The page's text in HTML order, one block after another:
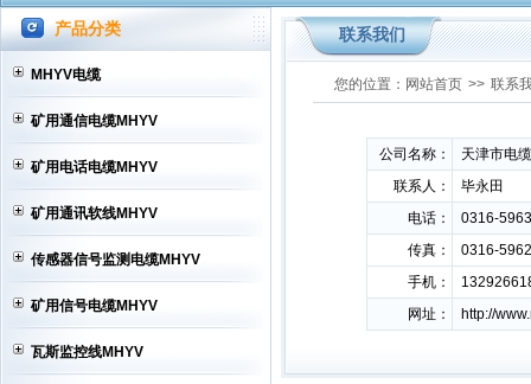
HYA通信电缆八折优惠，HYA通信电...
矿用信号电缆MHYV厂家，矿用信号...
HYA电缆，HYA电缆销售，HYA电缆...
HYA通信电缆销售，HYA通信电缆厂...
瓦斯监控线MHYV专业生产,瓦斯监...
MHYV电缆,矿用通信电缆MHYV,矿
用...
MHYV电缆,矿用通信电缆MHYV,矿
用...
MHYV电缆,矿用通信电缆MHYV,矿
产品分类
MHYV电缆
矿用通信电缆MHYV
矿用电话电缆MHYV
矿用通讯软线MHYV
传感器信号监测电缆MHYV
矿用信号电缆MHYV
瓦斯监控线MHYV
联系我们
您的位置： 网站首页 >> 联系
公司名称：
天津市电
联系人：
毕永田
电话：
0316-
传真：
0316-
手机：
网址：
http://